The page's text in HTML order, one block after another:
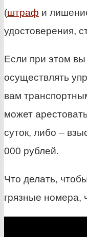
(штраф и
удостоверения,
Если при этом
осуществлять
вам
может
суток, либо –
000 рублей.
Что делать,
грязные номера,